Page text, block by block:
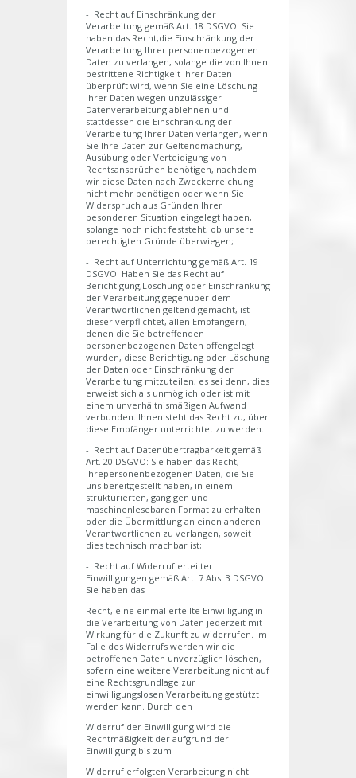
- Recht auf Einschränkung der
Verarbeitung gemäß Art. 18 DSGVO: Sie
haben das Recht,die Einschränkung der
Verarbeitung Ihrer personenbezogenen
Daten zu verlangen, solange die von Ihnen
bestrittene Richtigkeit Ihrer Daten
überprüft wird, wenn Sie eine Löschung
Ihrer Daten wegen unzulässiger
Datenverarbeitung ablehnen und
stattdessen die Einschränkung der
Verarbeitung Ihrer Daten verlangen, wenn
Sie Ihre Daten zur Geltendmachung,
Ausübung oder Verteidigung von
Rechtsansprüchen benötigen, nachdem
wir diese Daten nach Zweckerreichung
nicht mehr benötigen oder wenn Sie
Widerspruch aus Gründen Ihrer
besonderen Situation eingelegt haben,
solange noch nicht feststeht, ob unsere
berechtigten Gründe überwiegen;
- Recht auf Unterrichtung gemäß Art. 19
DSGVO: Haben Sie das Recht auf
Berichtigung,Löschung oder Einschränkung
der Verarbeitung gegenüber dem
Verantwortlichen geltend gemacht, ist
dieser verpflichtet, allen Empfängern,
denen die Sie betreffenden
personenbezogenen Daten offengelegt
wurden, diese Berichtigung oder Löschung
der Daten oder Einschränkung der
Verarbeitung mitzuteilen, es sei denn, dies
erweist sich als unmöglich oder ist mit
einem unverhältnismäßigen Aufwand
verbunden. Ihnen steht das Recht zu, über
diese Empfänger unterrichtet zu werden.
- Recht auf Datenübertragbarkeit gemäß
Art. 20 DSGVO: Sie haben das Recht,
Ihrepersonenbezogenen Daten, die Sie
uns bereitgestellt haben, in einem
strukturierten, gängigen und
maschinenlesebaren Format zu erhalten
oder die Übermittlung an einen anderen
Verantwortlichen zu verlangen, soweit
dies technisch machbar ist;
- Recht auf Widerruf erteilter
Einwilligungen gemäß Art. 7 Abs. 3 DSGVO:
Sie haben das
Recht, eine einmal erteilte Einwilligung in
die Verarbeitung von Daten jederzeit mit
Wirkung für die Zukunft zu widerrufen. Im
Falle des Widerrufs werden wir die
betroffenen Daten unverzüglich löschen,
sofern eine weitere Verarbeitung nicht auf
eine Rechtsgrundlage zur
einwilligungslosen Verarbeitung gestützt
werden kann. Durch den
Widerruf der Einwilligung wird die
Rechtmäßigkeit der aufgrund der
Einwilligung bis zum
Widerruf erfolgten Verarbeitung nicht